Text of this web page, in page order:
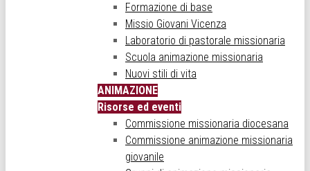
Formazione di base
Missio Giovani Vicenza
Laboratorio di pastorale missionaria
Scuola animazione missionaria
Nuovi stili di vita
ANIMAZIONE
Risorse ed eventi
Commissione missionaria diocesana
Commissione animazione missionaria
giovanile